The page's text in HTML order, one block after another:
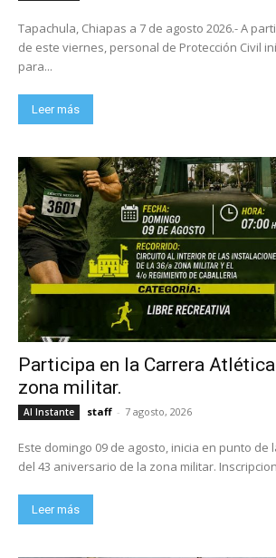
Tapachula, Chiapas a 7 de agosto 2026.- A
de este viernes, personal de Protección Civil
para...
Leer más
Participa en la Carrera
zona militar.
Al Instante staff - 7 agosto, 2026
Este domingo 09 de agosto, inicia en punto de las 07
del 43 aniversario de la
Leer más